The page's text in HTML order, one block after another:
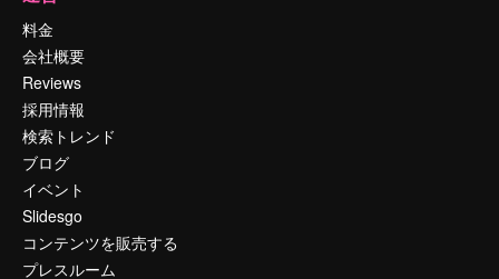
料金
会社概要
Reviews
採用情報
検索トレンド
ブログ
イベント
Slidesgo
コンテンツを販売する
プレスルーム